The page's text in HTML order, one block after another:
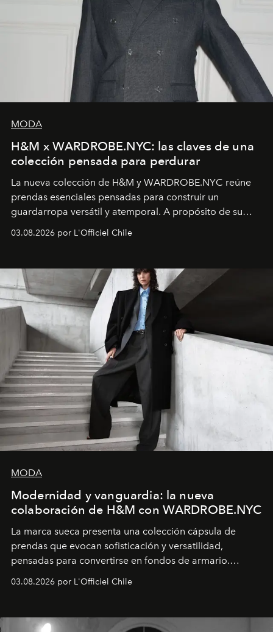
MODA
H&M x WARDROBE.NYC: las claves de una
colección pensada para perdurar
La nueva colección de H&M y WARDROBE.NYC reúne
prendas esenciales pensadas para construir un
guardarropa versátil y atemporal. A propósito de su
la asesora creativa y jefa de diseño global de la marca
y la filosofía detrás de la propuesta.
03.08.2026 por L'Officiel Chile
MODA
Modernidad y vanguardia: la nueva
colaboración de H&M con WARDROBE.NYC
La marca sueca presenta una colección cápsula de
prendas que evocan sofisticación y versatilidad,
pensadas para convertirse en fondos de armario.
03.08.2026 por L'Officiel Chile